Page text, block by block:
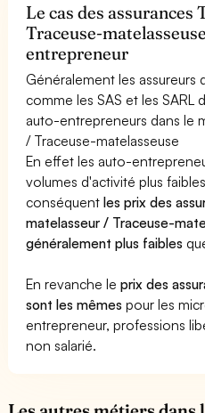
Le cas des
Traceuse-
entrepreneur
Généralement les assureurs
comme les SAS et les
auto-entrepreneurs dans le
/ Traceuse-matelasseuse
En effet les auto-
volumes d'activité plus
conséquentles prix des
matelasseur / Traceuse-
généralement plus faibles
En revanche leprix des
sont les mêmes pour les
entrepreneur, professions
non salarié.